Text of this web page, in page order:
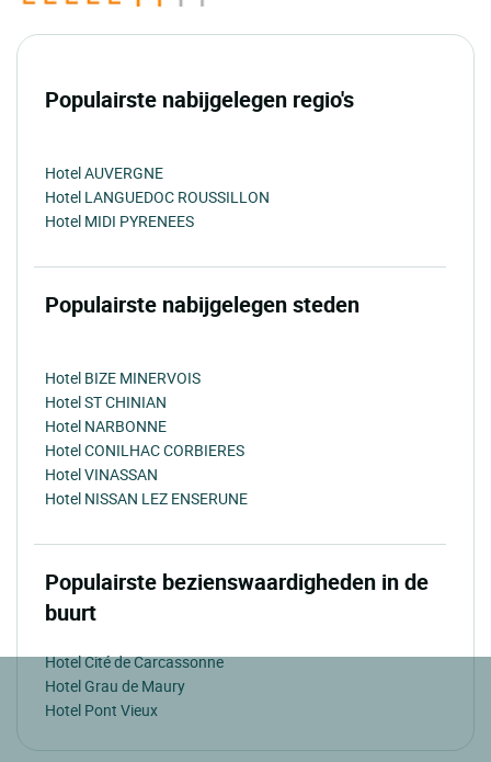
Populairste nabijgelegen regio's
Hotel AUVERGNE
Hotel LANGUEDOC ROUSSILLON
Hotel MIDI PYRENEES
Populairste nabijgelegen steden
Hotel BIZE MINERVOIS
Hotel ST CHINIAN
Hotel NARBONNE
Hotel CONILHAC CORBIERES
Hotel VINASSAN
Hotel NISSAN LEZ ENSERUNE
Populairste bezienswaardigheden in de
buurt
Hotel Cité de Carcassonne
Hotel Grau de Maury
Hotel Pont Vieux